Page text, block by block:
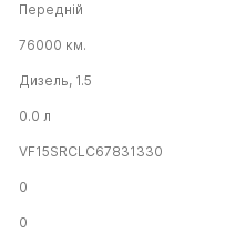
Передній
76000 км.
Дизель, 1.5
0.0 л
VF15SRCLC67831330
0
0